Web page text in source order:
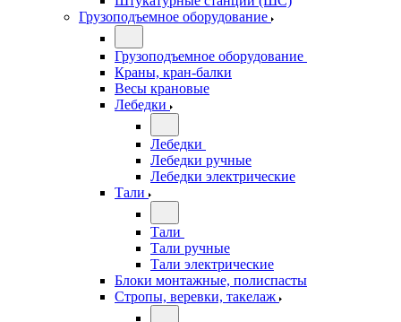
Грузоподъемное оборудование
Грузоподъемное оборудование
Краны, кран-балки
Весы крановые
Лебедки
Лебедки
Лебедки ручные
Лебедки электрические
Тали
Тали
Тали ручные
Тали электрические
Блоки монтажные, полиспасты
Стропы, веревки, такелаж